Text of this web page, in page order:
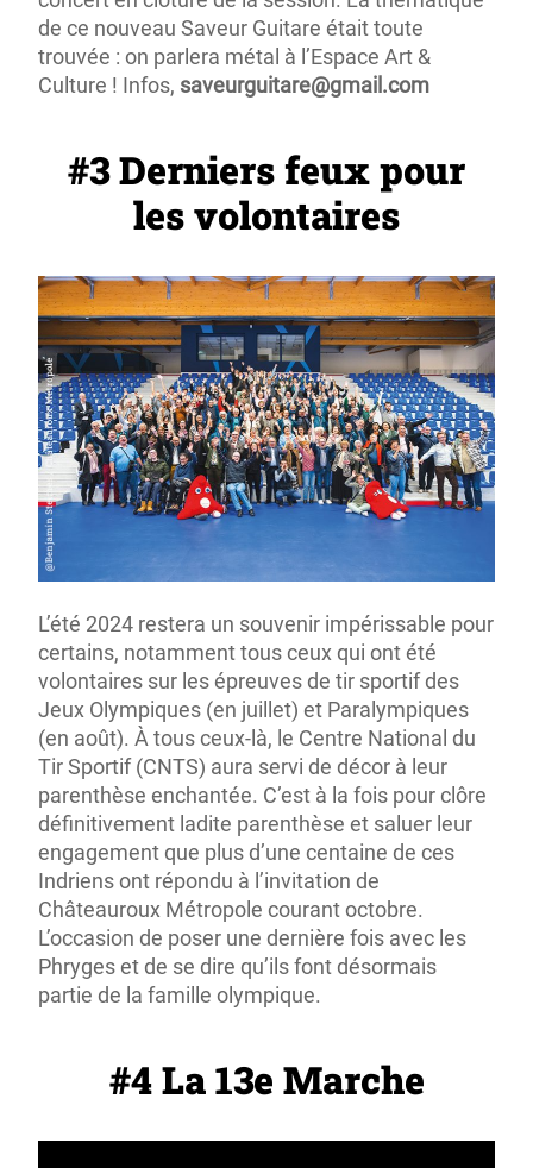
de ce nouveau Saveur Guitare était toute
trouvée : on parlera métal à l’Espace Art &
Culture ! Infos, saveurguitare@gmail.com
#3 Derniers feux pour
les volontaires
L’été 2024 restera un souvenir impérissable pour
certains, notamment tous ceux qui ont été
volontaires sur les épreuves de tir sportif des
Jeux Olympiques (en juillet) et Paralympiques
(en août). À tous ceux-là, le Centre National du
Tir Sportif (CNTS) aura servi de décor à leur
parenthèse enchantée. C’est à la fois pour clôre
définitivement ladite parenthèse et saluer leur
engagement que plus d’une centaine de ces
Indriens ont répondu à l’invitation de
Châteauroux Métropole courant octobre.
L’occasion de poser une dernière fois avec les
Phryges et de se dire qu’ils font désormais
partie de la famille olympique.
#4 La 13e Marche